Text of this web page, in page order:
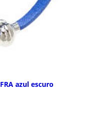
azul escuro